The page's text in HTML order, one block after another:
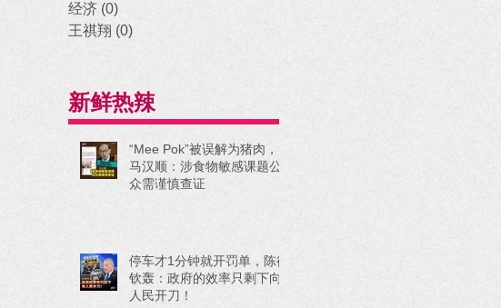
经济 (0)
王祺翔 (0)
新鲜热辣
“Mee Pok”被误解为猪肉，
马汉顺：涉食物敏感课题公
众需谨慎查证
停车才1分钟就开罚单，陈德
钦轰：政府的效率只剩下向
人民开刀！